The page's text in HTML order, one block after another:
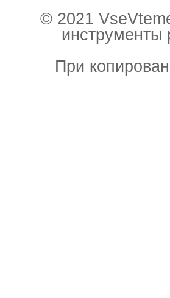
© 2021
инструменты
При